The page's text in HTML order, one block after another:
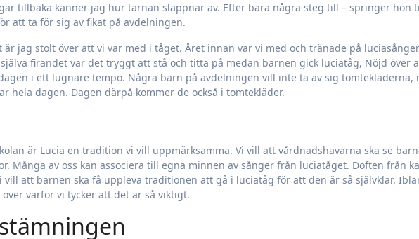
tillbaka känner jag hur tärnan slappnar av. Efter bara några steg till – springer hon
att ta för sig av fikat på avdelningen.
jag stolt över att vi var med i tåget. Året innan var vi med och tränade på
firandet var det tryggt att stå och titta på medan barnen gick luciatåg, Nöjd över
i ett lugnare tempo. Några barn på avdelningen vill inte ta av sig tomtekläderna,
hela dagen. Dagen därpå kommer de också i tomtekläder.
är Lucia en tradition vi vill uppmärksamma. Vi vill att vårdnadshavarna ska se
Många av oss kan associera till egna minnen av sånger från luciatåget. Doften från
vill att barnen ska få uppleva traditionen att gå i luciatåg för att den är så självklar.
varför vi tycker att det är så viktigt.